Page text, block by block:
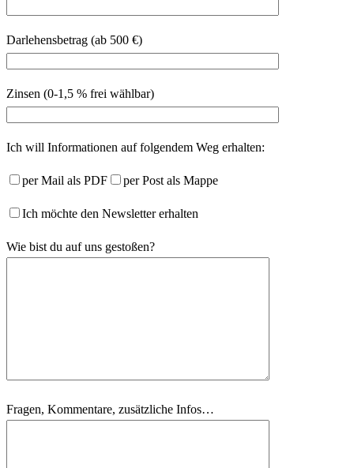
Darlehensbetrag (ab 500 €)
Zinsen (0-1,5 % frei wählbar)
Ich will Informationen auf folgendem Weg erhalten:
per Mail als PDF per Post als Mappe
Ich möchte den Newsletter erhalten
Wie bist du auf uns gestoßen?
Fragen, Kommentare, zusätzliche Infos…